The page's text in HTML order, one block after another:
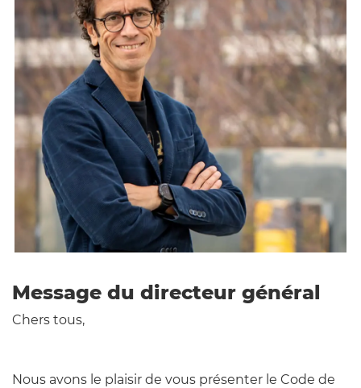
Message du directeur général
Chers tous,
Nous avons le plaisir de vous présenter le Code de